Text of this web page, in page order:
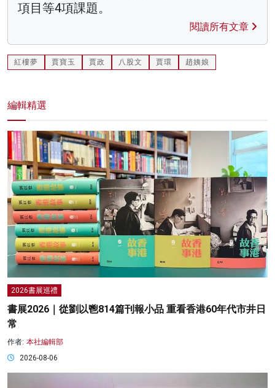
項目等4項課題。
閱讀所有文章
紅樓夢 賈寶玉 賈政 八股文 賈環 趙姨娘
編輯精選
2026書展巡禮
書展2026｜從劉以鬯814篇刊報小品 重看香港60年代市井日
常
作者: 本社編輯部
2026-08-06